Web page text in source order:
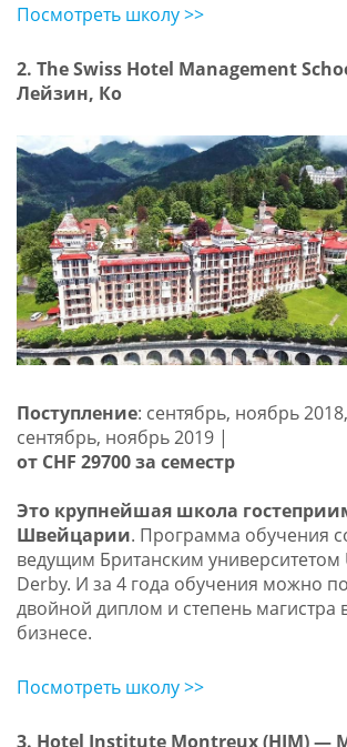
Посмотреть школу >>
2. The Swiss Hotel Management
Лейзин, Ко
Поступление: сентябрь, ноябрь
сентябрь, ноябрь 2019 |
от CHF 29700 за семестр
Это крупнейшая школа
Швейцарии. Программа обучения
ведущим Британским
Derby. И за 4 года обучения можно
двойной диплом и степень магистра
бизнесе.
Посмотреть школу >>
3. Hotel Institute Montreux (HIM) —